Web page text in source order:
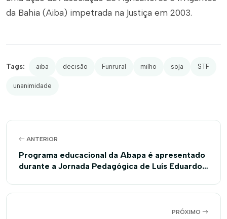
da Bahia (Aiba) impetrada na justiça em 2003.
Tags: aiba decisão Funrural milho soja STF
unanimidade
ANTERIOR
Programa educacional da Abapa é apresentado
durante a Jornada Pedagógica de Luís Eduardo
PRÓXIMO